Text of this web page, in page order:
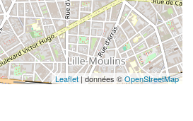
Leaflet | données ©OpenStreetMap